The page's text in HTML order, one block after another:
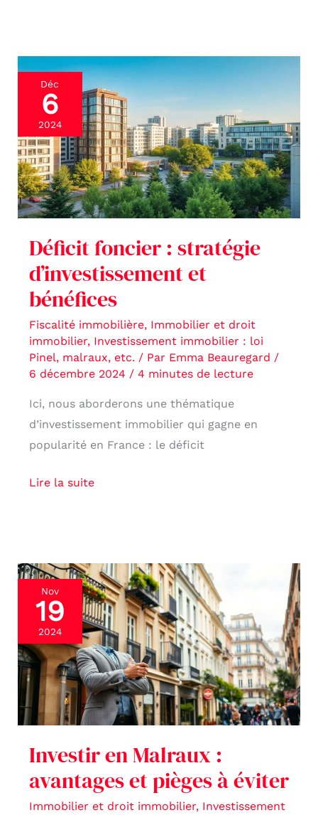
Déc
6
2024
Déficit foncier : stratégie
d’investissement et
bénéfices
Fiscalité immobilière, Immobilier et droit
immobilier, Investissement immobilier : loi
Pinel, malraux, etc. / Par Emma Beauregard /
6 décembre 2024 / 4 minutes de lecture
Ici, nous aborderons une thématique
d’investissement immobilier qui gagne en
popularité en France : le déficit
Déficit
foncier
stratégie
d’investissement
et
bénéfices
Lire la suite
Nov
19
2024
Investir en Malraux :
avantages et pièges à éviter
Immobilier et droit immobilier, Investissement
Investir
en
Malraux
:
avantages
et
pièges
éviter